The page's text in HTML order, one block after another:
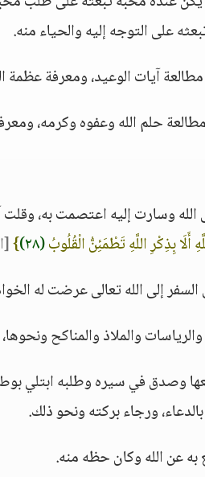
على التوجه إليه والحياء منه.
آيات الوعيد، ومعرفة عظمة
حلم الله وعفوه وكرمه،
وسارت إليه اعتصمت به، وقلت
أَلَا بِذِكْرِ اللَّهِ تَطْمَئِنُّ الْقُلُوبُ(٢٨) }
إلى الله تعالى عرضت له
والملاذ والمناكح
وصدق في سيره وطلبه ابتلي بوطء
ورجاء بركته ونحو ذلك.
عن الله وكان حظه منه.